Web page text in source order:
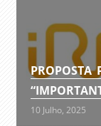
PROPOSTA
10 Julho, 2025